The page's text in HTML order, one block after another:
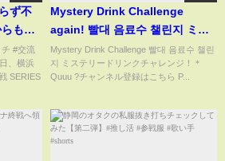
ず不
も思
ルピ
#交流
、横浜
SERIES
Mystery Drink Challenge
again! 빨대 음료수 챌린지 ミス
テリードリンクチャレンジ！＊
Quuu
Mystery Drink Challenge 빨대 음료수 챌린
지 ミステリードリンクチャレンジ！＊
Quuu ?チャンネル登録はこちら P...